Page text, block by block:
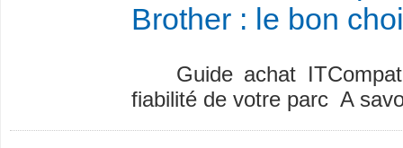
Brother : le bon
Guide achat
fiabilité de votre parc A